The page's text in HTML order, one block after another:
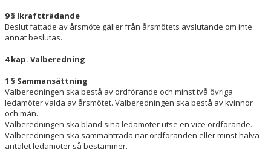
9 § Ikraftträdande
Beslut fattade av årsmöte gäller från årsmötets avslutande om inte
annat beslutas.
4 kap. Valberedning
1 § Sammansättning
Valberedningen ska bestå av ordförande och minst två övriga
ledamöter valda av årsmötet. Valberedningen ska bestå av kvinnor
och män.
Valberedningen ska bland sina ledamöter utse en vice ordförande.
Valberedningen ska sammanträda när ordföranden eller minst halva
antalet ledamöter så bestämmer.